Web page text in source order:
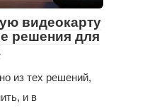
видеокарту
решения для
из тех решений,
и в